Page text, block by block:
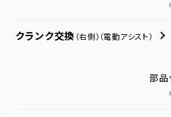
クランク交換 （右側） （電動アシスト）
部品